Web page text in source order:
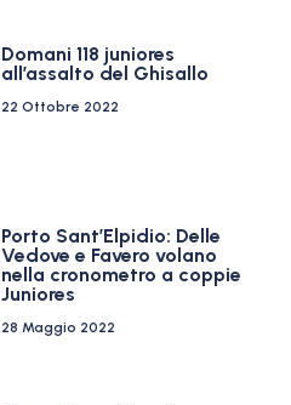
Domani 118 juniores
all’assalto del Ghisallo
22 Ottobre 2022
Porto Sant’Elpidio: Delle
Vedove e Favero volano
nella cronometro a coppie
Juniores
28 Maggio 2022